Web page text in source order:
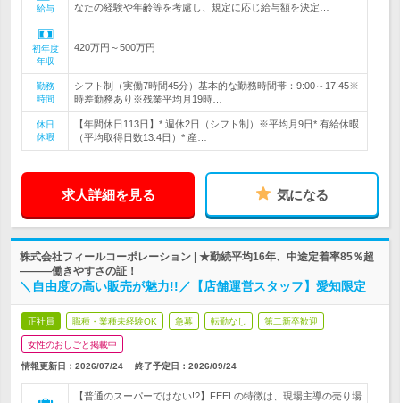
給与
なたの経験や年齢等を考慮し、規定に応じ給与額を決定…
初年度
年収
420万円～500万円
勤務
時間
シフト制（実働7時間45分）基本的な勤務時間帯：9:00～17:45※
時差勤務あり※残業平均月19時…
休日
休暇
【年間休日113日】* 週休2日（シフト制）※平均月9日* 有給休暇
（平均取得日数13.4日）* 産…
求人詳細を見る 気になる
株式会社フィールコーポレーション | ★勤続平均16年、中途定着率85％超
―――働きやすさの証！
＼自由度の高い販売が魅力!!／【店舗運営スタッフ】愛知限定
正社員 職種・業種未経験OK 急募 転勤なし 第二新卒歓迎
女性のおしごと掲載中
情報更新日：2026/07/24 終了予定日： 2026/09/24
【普通のスーパーではない!?】FEELの特徴は、現場主導の売り場